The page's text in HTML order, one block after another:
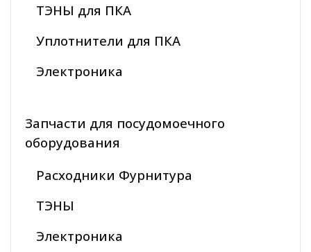
ТЭНЫ для ПКА
Уплотнители для ПКА
Электроника
Запчасти для посудомоечного
оборудования
Расходники Фурнитура
ТЭНЫ
Электроника